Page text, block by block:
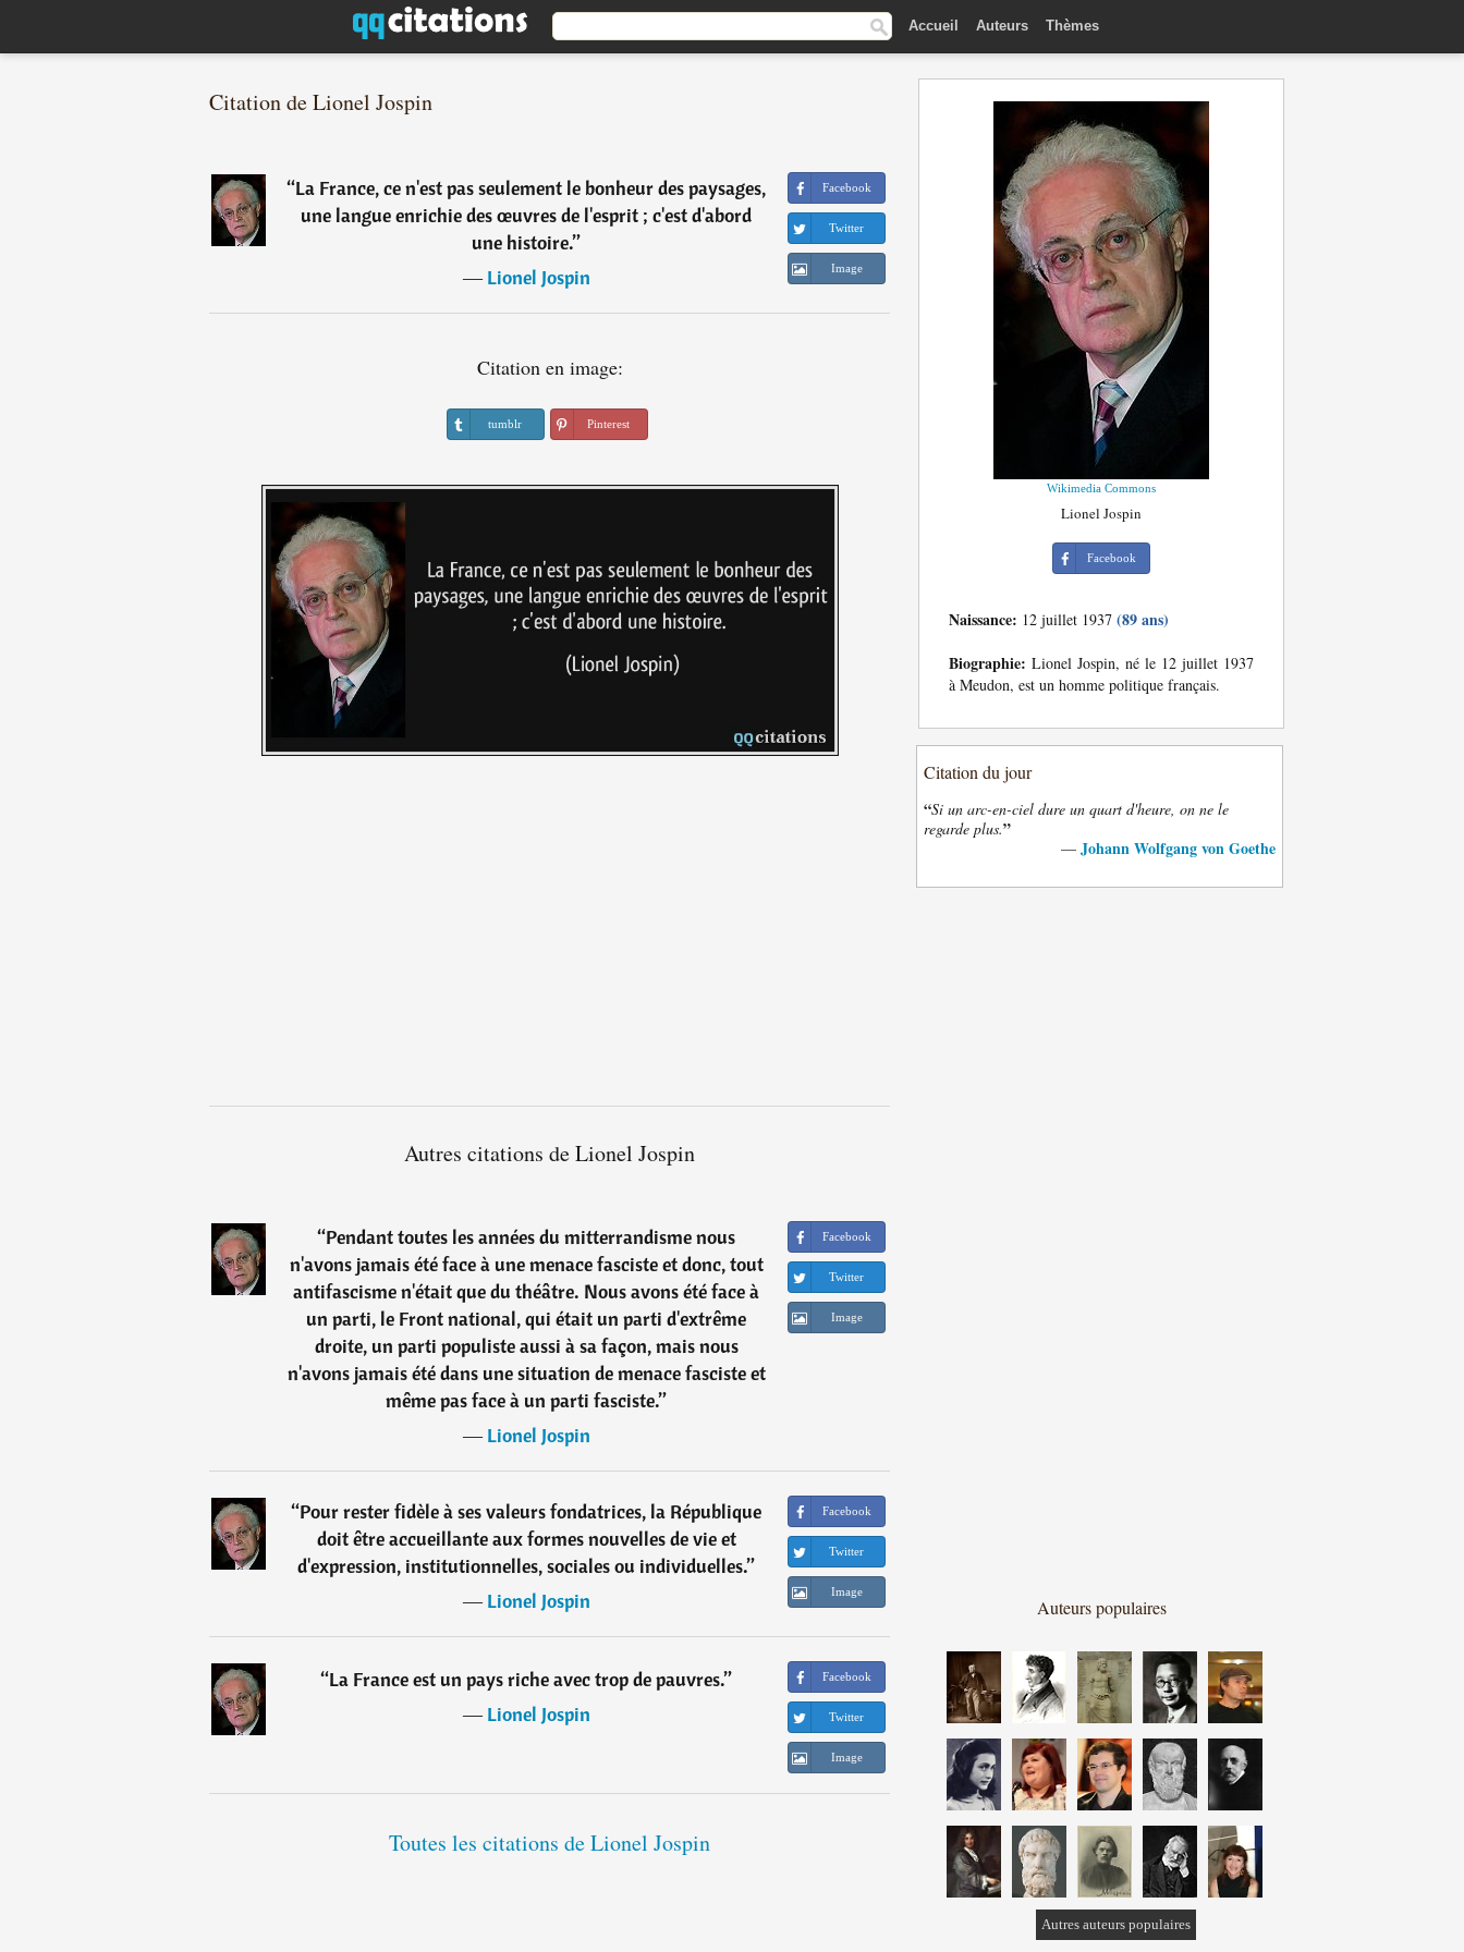
Accueil Auteurs Thèmes
Citation de Lionel Jospin
“La France, ce n'est pas seulement le bonheur des paysages,
une langue enrichie des œuvres de l'esprit ; c'est d'abord
une histoire.”
―Lionel Jospin
Facebook
Twitter
Image
Citation en image:
tumblr Pinterest
Autres citations de Lionel Jospin
“Pendant toutes les années du mitterrandisme nous
n'avons jamais été face à une menace fasciste et donc, tout
antifascisme n'était que du théâtre. Nous avons été face à
un parti, le Front national, qui était un parti d'extrême
droite, un parti populiste aussi à sa façon, mais nous
n'avons jamais été dans une situation de menace fasciste et
même pas face à un parti fasciste.”
―Lionel Jospin
Facebook
Twitter
Image
“Pour rester fidèle à ses valeurs fondatrices, la République
doit être accueillante aux formes nouvelles de vie et
d'expression, institutionnelles, sociales ou individuelles.”
―Lionel Jospin
Facebook
Twitter
Image
“La France est un pays riche avec trop de pauvres.”
―Lionel Jospin
Facebook
Twitter
Image
Toutes les citations de Lionel Jospin
Wikimedia Commons
Lionel Jospin
Facebook
Naissance: 12 juillet 1937 (89 ans)
Biographie: Lionel Jospin, né le 12 juillet 1937
à Meudon, est un homme politique français.
Citation du jour
“Si un arc-en-ciel dure un quart d'heure, on ne le
regarde plus.”
— Johann Wolfgang von Goethe
Auteurs populaires
Autres auteurs populaires